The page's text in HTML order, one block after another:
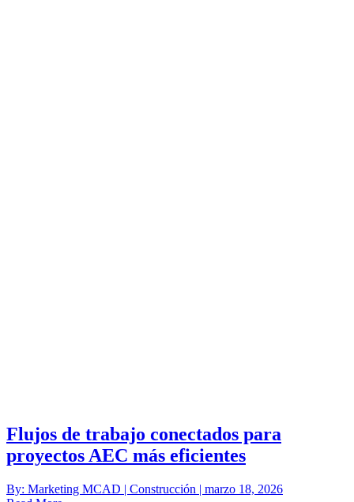
Flujos de trabajo conectados para
proyectos AEC más eficientes
By: Marketing MCAD | Construcción | marzo 18, 2026